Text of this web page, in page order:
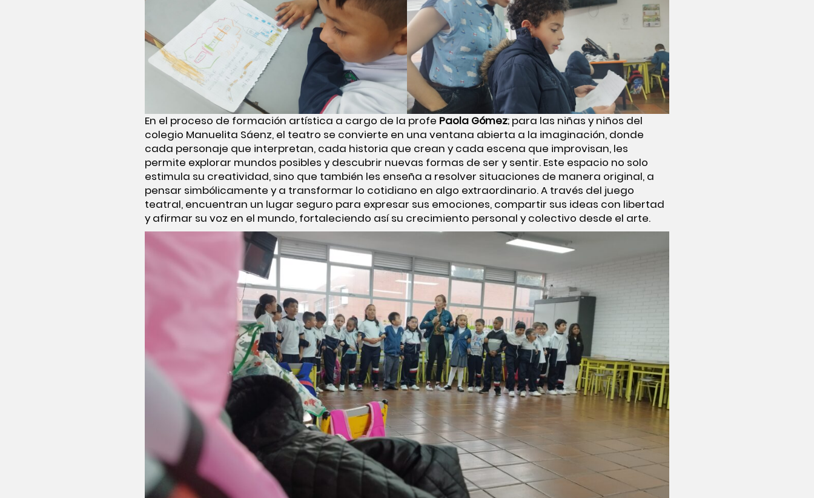
En el proceso de formación artística a cargo de la profe Paola Gómez; para las niñas y niños del
colegio Manuelita Sáenz, el teatro se convierte en una ventana abierta a la imaginación, donde
cada personaje que interpretan, cada historia que crean y cada escena que improvisan, les
permite explorar mundos posibles y descubrir nuevas formas de ser y sentir. Este espacio no solo
estimula su creatividad, sino que también les enseña a resolver situaciones de manera original, a
pensar simbólicamente y a transformar lo cotidiano en algo extraordinario. A través del juego
teatral, encuentran un lugar seguro para expresar sus emociones, compartir sus ideas con libertad
y afirmar su voz en el mundo, fortaleciendo así su crecimiento personal y colectivo desde el arte.